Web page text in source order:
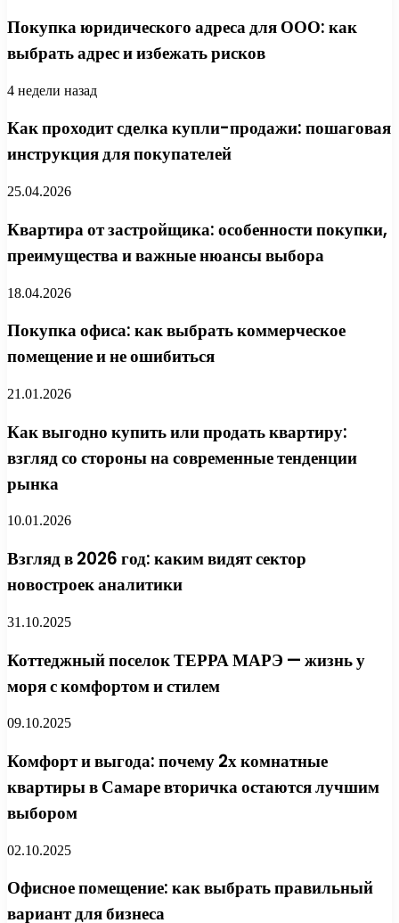
Покупка юридического адреса для ООО: как
выбрать адрес и избежать рисков
4 недели назад
Как проходит сделка купли-продажи: пошаговая
инструкция для покупателей
25.04.2026
Квартира от застройщика: особенности покупки,
преимущества и важные нюансы выбора
18.04.2026
Покупка офиса: как выбрать коммерческое
помещение и не ошибиться
21.01.2026
Как выгодно купить или продать квартиру:
взгляд со стороны на современные тенденции
рынка
10.01.2026
Взгляд в 2026 год: каким видят сектор
новостроек аналитики
31.10.2025
Коттеджный поселок ТЕРРА МАРЭ — жизнь у
моря с комфортом и стилем
09.10.2025
Комфорт и выгода: почему 2х комнатные
квартиры в Самаре вторичка остаются лучшим
выбором
02.10.2025
Офисное помещение: как выбрать правильный
вариант для бизнеса